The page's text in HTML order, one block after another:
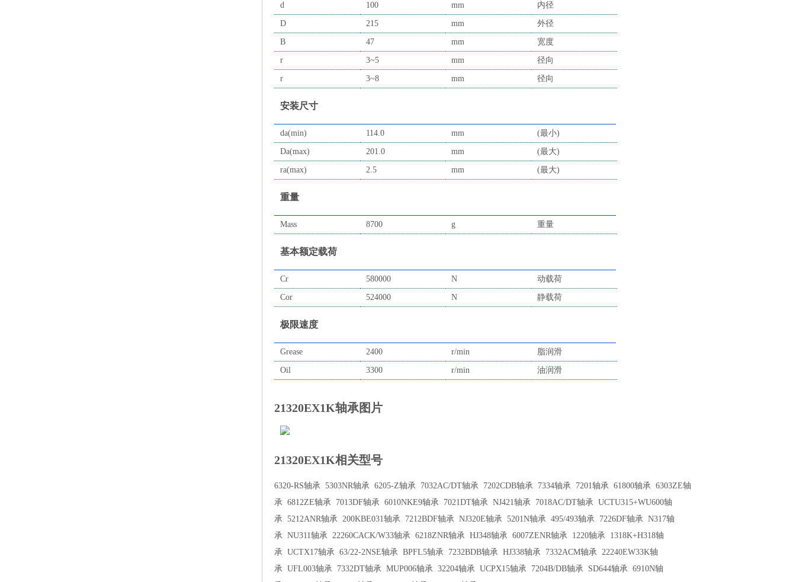
d 100 mm 内径
D 215 mm 外径
B 47 mm 宽度
r 3~5 mm 径向
r 3~8 mm 径向
安装尺寸
da(min) 114.0 mm (最小)
Da(max) 201.0 mm (最大)
ra(max) 2.5 mm (最大)
重量
Mass 8700 g 重量
基本额定载荷
Cr 580000 N 动载荷
Cor 524000 N 静载荷
极限速度
Grease 2400 r/min 脂润滑
Oil 3300 r/min 油润滑
21320EX1K轴承图片
21320EX1K相关型号
6320-RS轴承 5303NR轴承 6205-Z轴承 7032AC/DT轴承 7202CDB轴承 7334轴承 7201轴承 61800轴承 6303ZE轴
承 6812ZE轴承 7013DF轴承 6010NKE9轴承 7021DT轴承 NJ421轴承 7018AC/DT轴承 UCTU315+WU600轴
承 5212ANR轴承 200KBE031轴承 7212BDF轴承 NJ320E轴承 5201N轴承 495/493轴承 7226DF轴承 N317轴
承 NU311轴承 22260CACK/W33轴承 6218ZNR轴承 HJ348轴承 6007ZENR轴承 1220轴承 1318K+H318轴
承 UCTX17轴承 63/22-2NSE轴承 BPFL5轴承 7232BDB轴承 HJ338轴承 7332ACM轴承 22240EW33K轴
承 UFL003轴承 7332DT轴承 MUP006轴承 32204轴承 UCPX15轴承 7204B/DB轴承 SD644轴承 6910N轴